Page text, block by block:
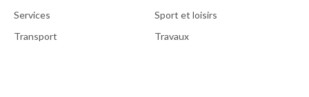
Services
Sport et loisirs
Transport
Travaux